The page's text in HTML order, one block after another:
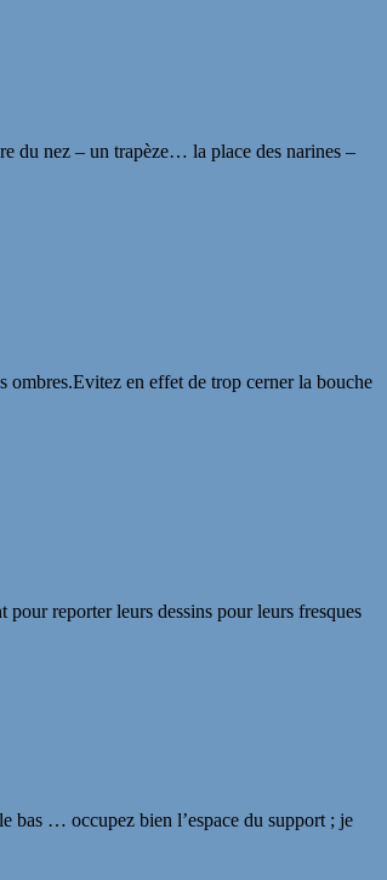
du nez – un trapèze… la place des narines –
ombres.Evitez en effet de trop cerner la bouche
reporter leurs dessins pour leurs fresques
bas … occupez bien l’espace du support ; je